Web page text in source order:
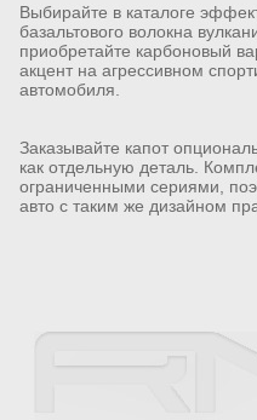
Выбирайте в каталоге
базальтового волокна
приобретайте карбоновый
акцент на агрессивном
автомобиля.
Заказывайте капот
как отдельную деталь.
ограниченными сериями,
авто с таким же дизайном